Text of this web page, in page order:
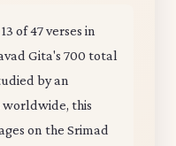
of 47 verses in
Gita's 700 total
by an
worldwide, this
on the Srimad